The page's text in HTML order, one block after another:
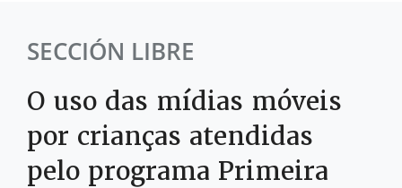
SECCIÓN LIBRE
O uso das mídias móveis
por crianças atendidas
pelo programa Primeira